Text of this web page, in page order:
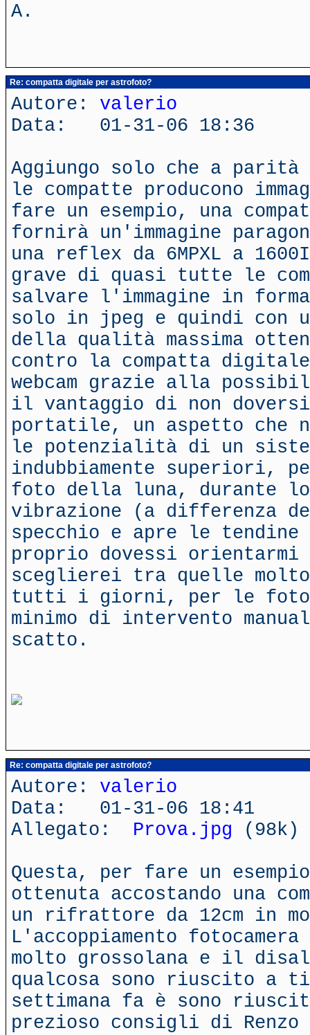
A.
Re: compatta digitale per astrofoto?
Autore: valerio
Data: 01-31-06 18:36
Aggiungo solo che a
le compatte producono
fare un esempio, una
fornirà un'immagine
una reflex da 6MPXL a
grave di quasi tutte le
salvare l'immagine in
solo in jpeg e quindi con
della qualità massima
contro la compatta
webcam grazie alla
il vantaggio di non
portatile, un aspetto che
le potenzialità di un
indubbiamente
foto della luna, durante lo
vibrazione (a differenza
specchio e apre le
proprio dovessi orientarmi
sceglierei tra quelle
tutti i giorni, per le foto
minimo di intervento
scatto.
Re: compatta digitale per astrofoto?
Autore: valerio
Data: 01-31-06 18:41
Allegato: Prova.jpg (98k)
Questa, per fare un
ottenuta accostando una
un rifrattore da 12cm in
L'accoppiamento
molto grossolana e il
qualcosa sono riuscito a
settimana fa è sono
prezioso consigli di Renzo